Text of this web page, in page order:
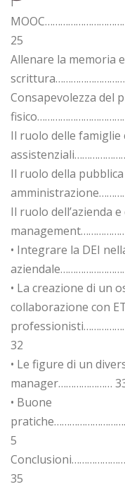
25
Allenare la memoria
Consapevolezza del
Il ruolo delle famiglie
Il ruolo della pubblica
Il ruolo dell’azienda e
• Integrare la DEI
• La creazione di un
collaborazione con
32
• Le figure di un
manager…………………
• Buone
5
35